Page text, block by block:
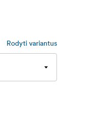
Rodyti variantus